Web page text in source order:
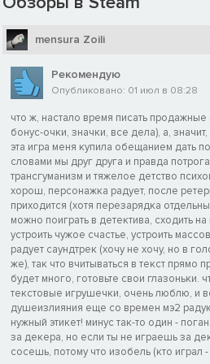
mensura Zoili
Рекомендую
Опубликовано: 01 июл в 08:28
что ж, настало время писать
бонус-очки, значки, все дела), а,
эта игра меня купила обещанием дать
словами мы друг друга и правда
трансгуманизм и тяжелое детство
хорош, персонажка радует, после
приходится (хотя перезарядка
можно поиграть в детектива, сходить
устроить чужое счастье, устроить
радует саундтрек (хочу не хочу, но в
же), так что вчитываться в текст прямо
будет много, готовьте свои глазоньки.
текстовые игрушечки, очень люблю, и
душеизлияния еще со времен мэ2
нужный этикет! минус так-то один -
за декера, но если ты не играешь за
сосешь, потому что изобель (кто играл -